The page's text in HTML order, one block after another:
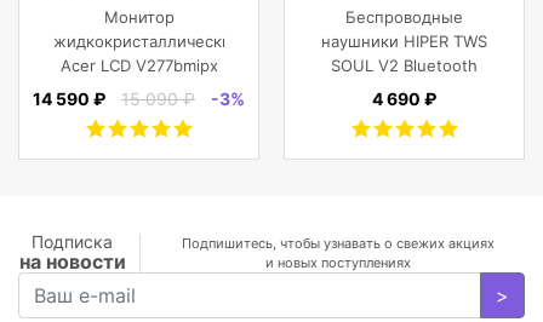
Acer LCD V277bmipx 27”
[16:9] 1920х1080(FHD) IPS
Монитор
жидкокристаллический
Acer LCD V277bmipx
27'' [16:9]
nonGLARE,
250cd/m2,
VGA, HDMI, DP, Tilt,
Speakers, 3Y, Black
14 590 ₽ 15 090 ₽ -3%
Bluetooth 5.0 гарнитура Li-
Pol 2x43mAh+380mAh,
черный
Беспроводные
наушники HIPER TWS
SOUL V2 Bluetooth
5.0 гарнитура Li-Pol
Черный
4 690 ₽
Подписка
на новости
Подпишитесь, чтобы узнавать о свежих акциях
и новых поступлениях
>